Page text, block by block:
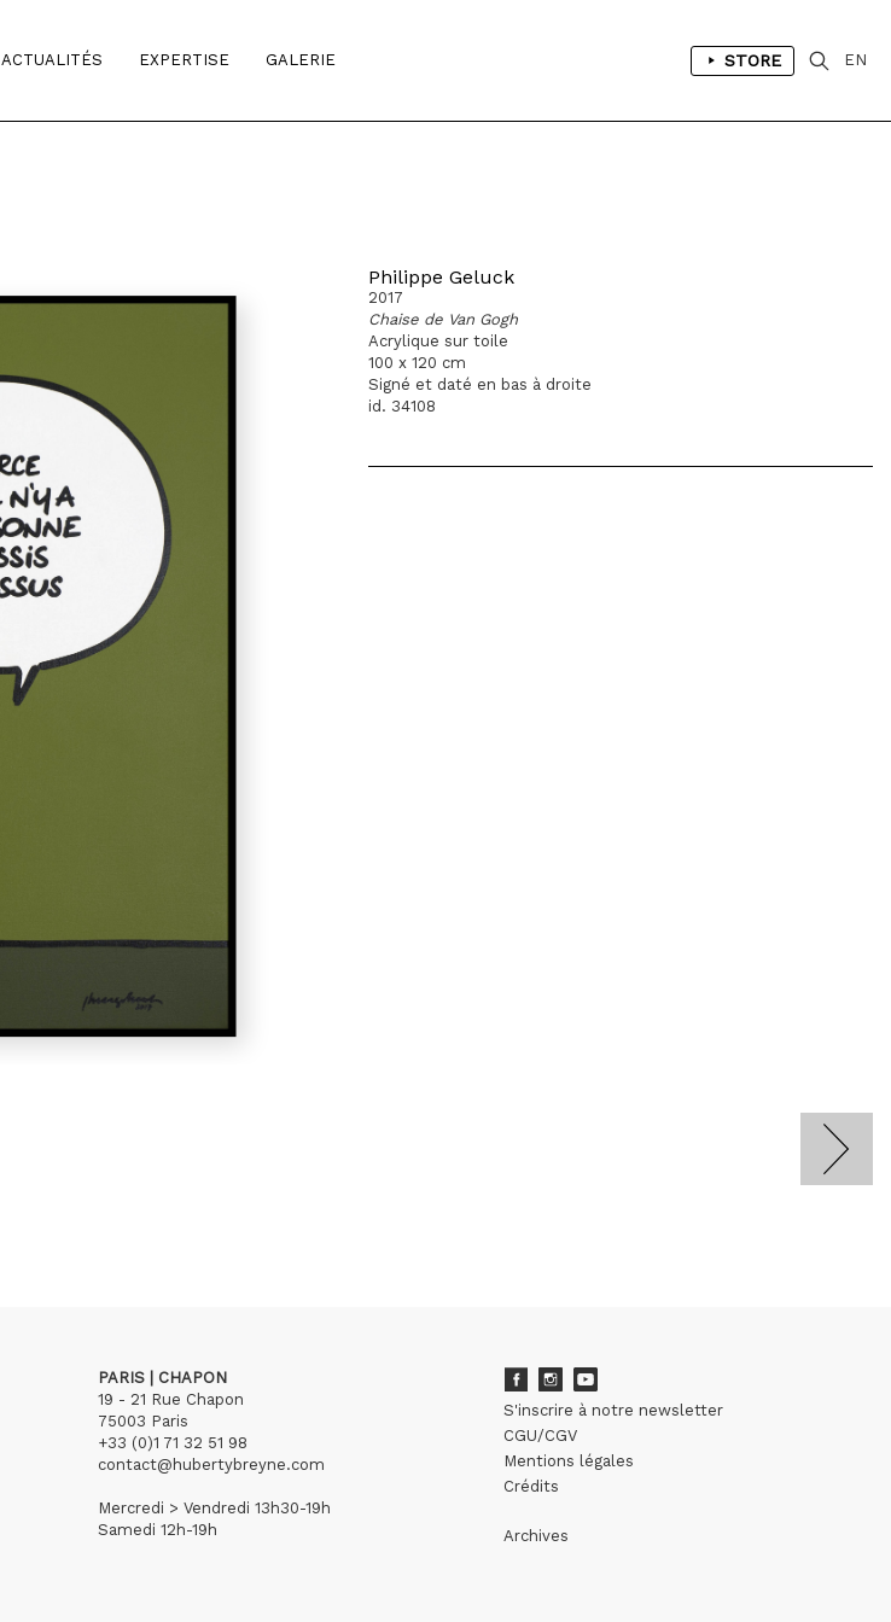
ACTUALITÉS EXPERTISE GALERIE STORE EN
Philippe Geluck
2017
Chaise de Van Gogh
Acrylique sur toile
100 x 120 cm
Signé et daté en bas à droite
id. 34108
PARIS | CHAPON
19 - 21 Rue Chapon
75003 Paris
+33 (0)1 71 32 51 98
contact@hubertybreyne.com
Mercredi > Vendredi 13h30-19h
Samedi 12h-19h
S'inscrire à notre newsletter
CGU/CGV
Mentions légales
Crédits
Archives